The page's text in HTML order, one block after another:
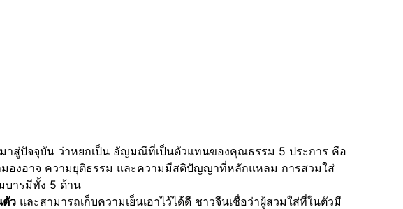
มาสู่ปัจจุบัน ว่าหยกเป็น อัญมณีที่เป็นตัวแทนของคุณธรรม 5 ประการ คือ
องอาจ ความยุติธรรม และความมีสติปัญญาที่หลักแหลม การสวมใส่
บารมีทั้ง 5 ด้าน
ว และสามารถเก็บความเย็นเอาไว้ได้ดี ชาวจีนเชื่อว่าผู้สวมใส่ที่ในตัวมี